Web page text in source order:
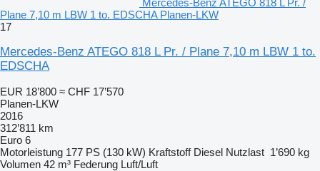
Plane 7,10 m LBW 1 to. EDSCHA Planen-LKW
17
Mercedes-Benz ATEGO 818 L Pr. / Plane 7,10 m LBW 1 to.
EDSCHA
EUR 18’800 ≈ CHF 17’570
Planen-LKW
2016
312’811 km
Euro 6
Motorleistung 177 PS (130 kW) Kraftstoff Diesel Nutzlast 1’690 kg
Volumen 42 m³ Federung Luft/Luft